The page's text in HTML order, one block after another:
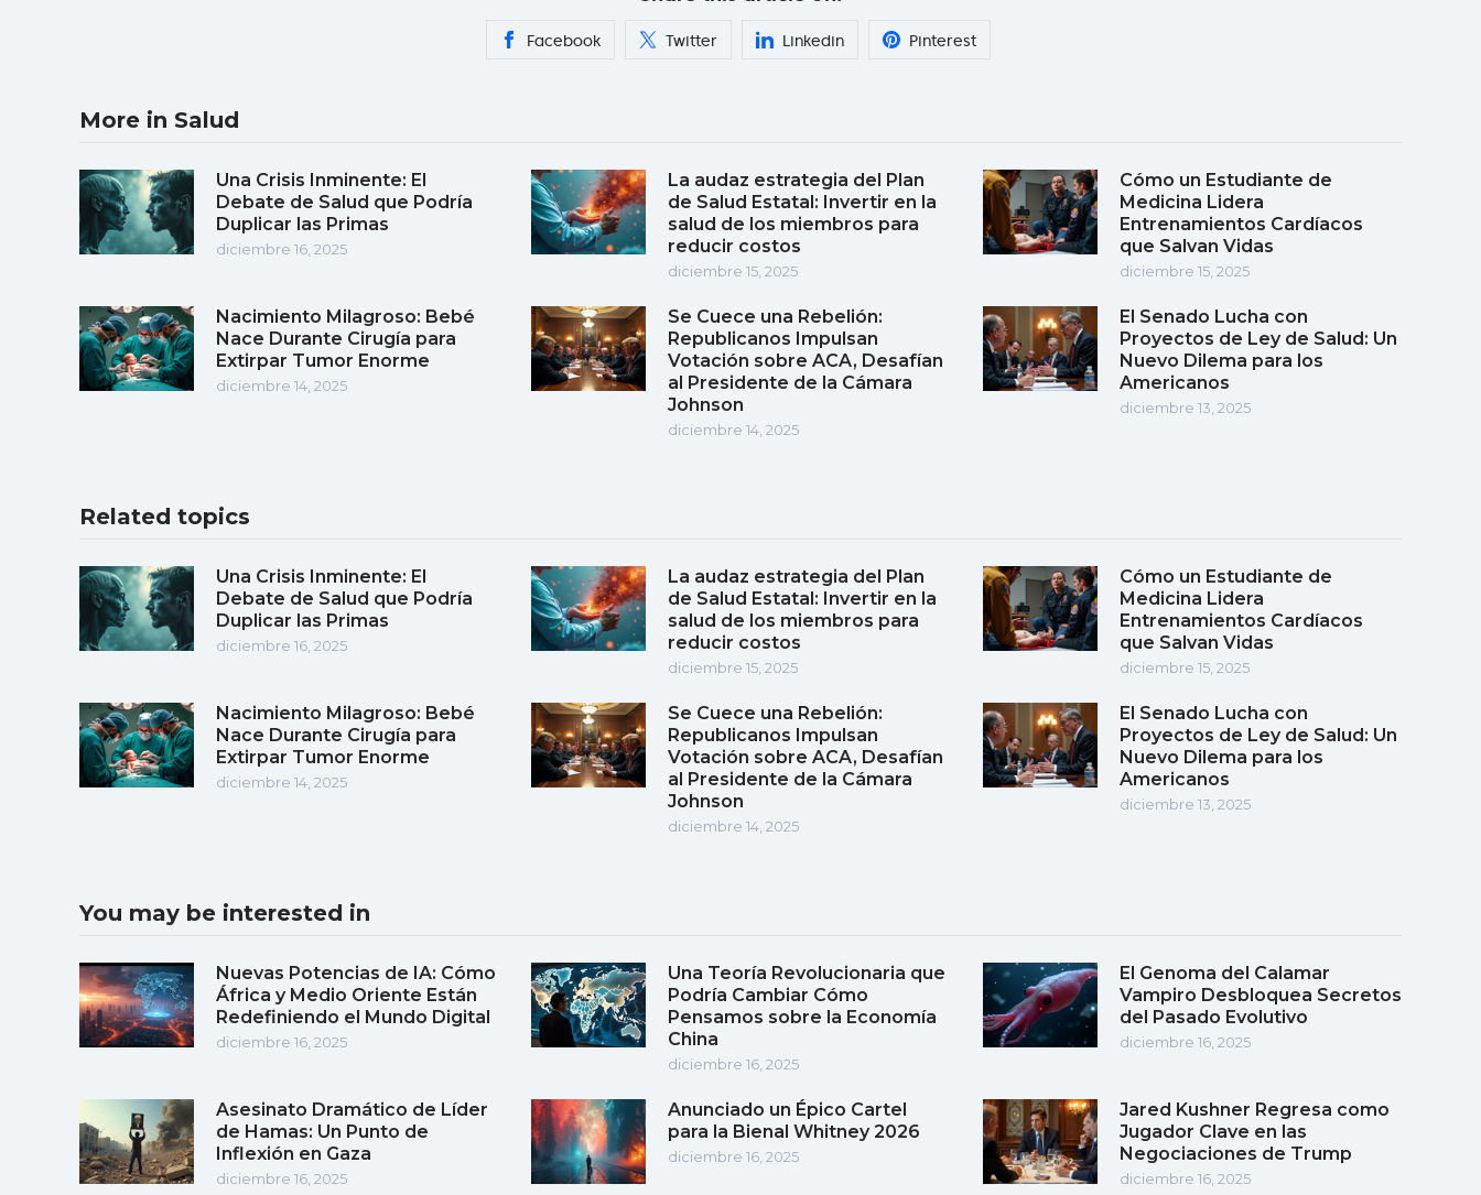
Facebook Twitter Linkedin Pinterest
More in Salud
Una Crisis Inminente: El
Debate de Salud que Podría
Duplicar las Primas
diciembre 16, 2025
La audaz estrategia del Plan
de Salud Estatal: Invertir en la
salud de los miembros para
reducir costos
diciembre 15, 2025
Cómo un Estudiante de
Medicina Lidera
Entrenamientos Cardíacos
que Salvan Vidas
diciembre 15, 2025
Nacimiento Milagroso: Bebé
Nace Durante Cirugía para
Extirpar Tumor Enorme
diciembre 14, 2025
Se Cuece una Rebelión:
Republicanos Impulsan
Votación sobre ACA, Desafían
al Presidente de la Cámara
Johnson
diciembre 14, 2025
El Senado Lucha con
Proyectos de Ley de Salud: Un
Nuevo Dilema para los
Americanos
diciembre 13, 2025
Related topics
Una Crisis Inminente: El
Debate de Salud que Podría
Duplicar las Primas
diciembre 16, 2025
La audaz estrategia del Plan
de Salud Estatal: Invertir en la
salud de los miembros para
reducir costos
diciembre 15, 2025
Cómo un Estudiante de
Medicina Lidera
Entrenamientos Cardíacos
que Salvan Vidas
diciembre 15, 2025
Nacimiento Milagroso: Bebé
Nace Durante Cirugía para
Extirpar Tumor Enorme
diciembre 14, 2025
Se Cuece una Rebelión:
Republicanos Impulsan
Votación sobre ACA, Desafían
al Presidente de la Cámara
Johnson
diciembre 14, 2025
El Senado Lucha con
Proyectos de Ley de Salud: Un
Nuevo Dilema para los
Americanos
diciembre 13, 2025
You may be interested in
Nuevas Potencias de IA: Cómo
África y Medio Oriente Están
Redefiniendo el Mundo Digital
diciembre 16, 2025
Una Teoría Revolucionaria que
Podría Cambiar Cómo
Pensamos sobre la Economía
China
diciembre 16, 2025
El Genoma del Calamar
Vampiro Desbloquea Secretos
del Pasado Evolutivo
diciembre 16, 2025
Asesinato Dramático de Líder
de Hamas: Un Punto de
Inflexión en Gaza
diciembre 16, 2025
Anunciado un Épico Cartel
para la Bienal Whitney 2026
diciembre 16, 2025
Jared Kushner Regresa como
Jugador Clave en las
Negociaciones de Trump
diciembre 16, 2025